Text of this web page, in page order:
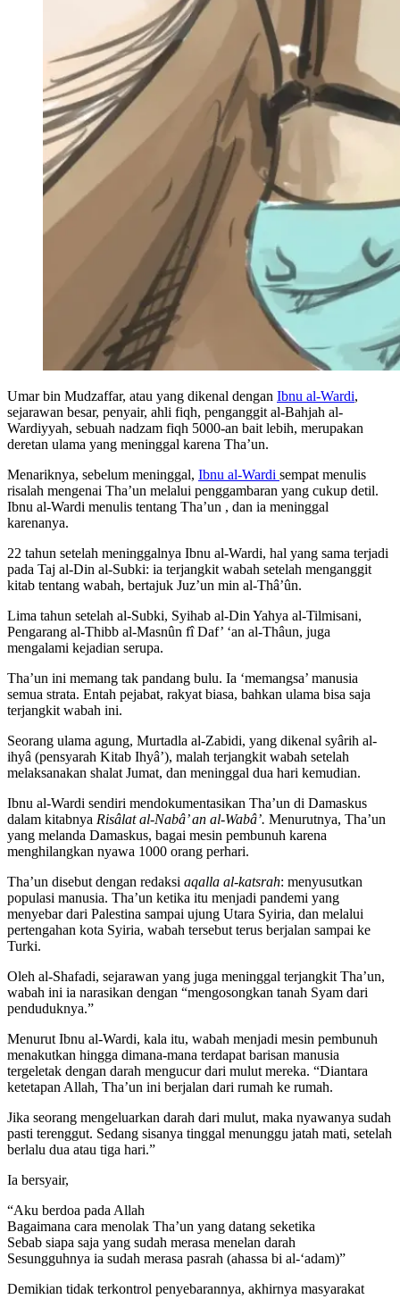
Umar bin Mudzaffar, atau yang dikenal dengan Ibnu al-Wardi,
sejarawan besar, penyair, ahli fiqh, penganggit al-Bahjah al-
Wardiyyah, sebuah nadzam fiqh 5000-an bait lebih, merupakan
deretan ulama yang meninggal karena Tha’un.
Menariknya, sebelum meninggal, Ibnu al-Wardi sempat menulis
risalah mengenai Tha’un melalui penggambaran yang cukup detil.
Ibnu al-Wardi menulis tentang Tha’un , dan ia meninggal
karenanya.
22 tahun setelah meninggalnya Ibnu al-Wardi, hal yang sama terjadi
pada Taj al-Din al-Subki: ia terjangkit wabah setelah menganggit
kitab tentang wabah, bertajuk Juz’un min al-Thâ’ûn.
Lima tahun setelah al-Subki, Syihab al-Din Yahya al-Tilmisani,
Pengarang al-Thibb al-Masnûn fî Daf’ ‘an al-Thâun, juga
mengalami kejadian serupa.
Tha’un ini memang tak pandang bulu. Ia ‘memangsa’ manusia
semua strata. Entah pejabat, rakyat biasa, bahkan ulama bisa saja
terjangkit wabah ini.
Seorang ulama agung, Murtadla al-Zabidi, yang dikenal syârih al-
ihyâ (pensyarah Kitab Ihyâ’), malah terjangkit wabah setelah
melaksanakan shalat Jumat, dan meninggal dua hari kemudian.
Ibnu al-Wardi sendiri mendokumentasikan Tha’un di Damaskus
dalam kitabnya Risâlat al-Nabâ’ an al-Wabâ’. Menurutnya, Tha’un
yang melanda Damaskus, bagai mesin pembunuh karena
menghilangkan nyawa 1000 orang perhari.
Tha’un disebut dengan redaksi aqalla al-katsrah: menyusutkan
populasi manusia. Tha’un ketika itu menjadi pandemi yang
menyebar dari Palestina sampai ujung Utara Syiria, dan melalui
pertengahan kota Syiria, wabah tersebut terus berjalan sampai ke
Turki.
Oleh al-Shafadi, sejarawan yang juga meninggal terjangkit Tha’un,
wabah ini ia narasikan dengan “mengosongkan tanah Syam dari
penduduknya.”
Menurut Ibnu al-Wardi, kala itu, wabah menjadi mesin pembunuh
menakutkan hingga dimana-mana terdapat barisan manusia
tergeletak dengan darah mengucur dari mulut mereka. “Diantara
ketetapan Allah, Tha’un ini berjalan dari rumah ke rumah.
Jika seorang mengeluarkan darah dari mulut, maka nyawanya sudah
pasti terenggut. Sedang sisanya tinggal menunggu jatah mati, setelah
berlalu dua atau tiga hari.”
Ia bersyair,
“Aku berdoa pada Allah
Bagaimana cara menolak Tha’un yang datang seketika
Sebab siapa saja yang sudah merasa menelan darah
Sesungguhnya ia sudah merasa pasrah (ahassa bi al-‘adam)”
Demikian tidak terkontrol penyebarannya, akhirnya masyarakat